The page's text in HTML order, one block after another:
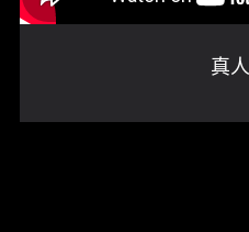
真人